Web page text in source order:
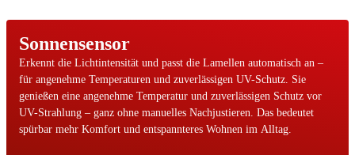
Sonnensensor
Erkennt die Lichtintensität und passt die Lamellen automatisch an –
für angenehme Temperaturen und zuverlässigen UV-Schutz. Sie
genießen eine angenehme Temperatur und zuverlässigen Schutz vor
UV-Strahlung – ganz ohne manuelles Nachjustieren. Das bedeutet
spürbar mehr Komfort und entspannteres Wohnen im Alltag.